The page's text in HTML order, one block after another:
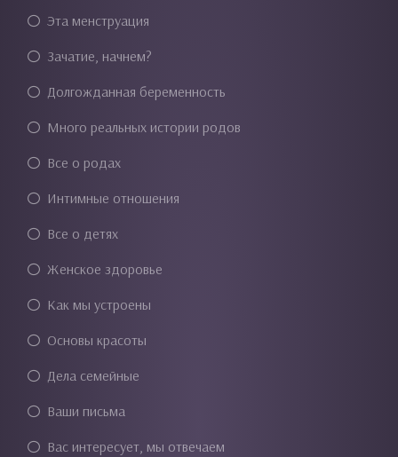
Эта менструация
Зачатие, начнем?
Долгожданная беременность
Много реальных истории родов
Все о родах
Интимные отношения
Все о детях
Женское здоровье
Как мы устроены
Основы красоты
Дела семейные
Ваши письма
Вас интересует, мы отвечаем